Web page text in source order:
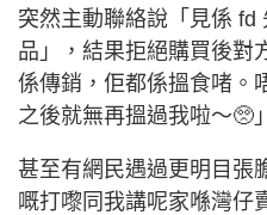
突然主動聯絡說「見係 fd
品」，結果拒絕購買後對
係傳銷，佢都係搵食啫。
之後就無再搵過我啦～🥺
甚至有網民遇過更明目張
嘅打嚟同我講呢家喺灣仔